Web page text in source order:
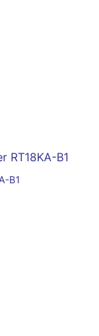
B1